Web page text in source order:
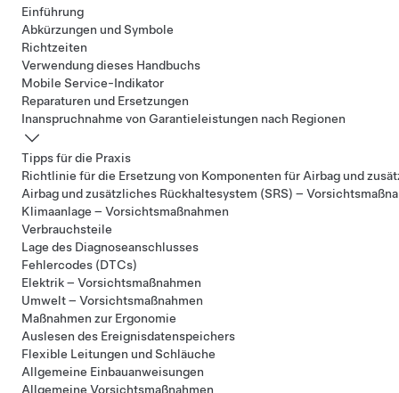
Einführung
Abkürzungen und Symbole
Richtzeiten
Verwendung dieses Handbuchs
Mobile Service-Indikator
Reparaturen und Ersetzungen
Inanspruchnahme von Garantieleistungen nach Regionen
Tipps für die Praxis
Richtlinie für die Ersetzung von Komponenten für Airbag und
Airbag und zusätzliches Rückhaltesystem (SRS) –
Klimaanlage – Vorsichtsmaßnahmen
Verbrauchsteile
Lage des Diagnoseanschlusses
Fehlercodes (DTCs)
Elektrik – Vorsichtsmaßnahmen
Umwelt – Vorsichtsmaßnahmen
Maßnahmen zur Ergonomie
Auslesen des Ereignisdatenspeichers
Flexible Leitungen und Schläuche
Allgemeine Einbauanweisungen
Allgemeine Vorsichtsmaßnahmen